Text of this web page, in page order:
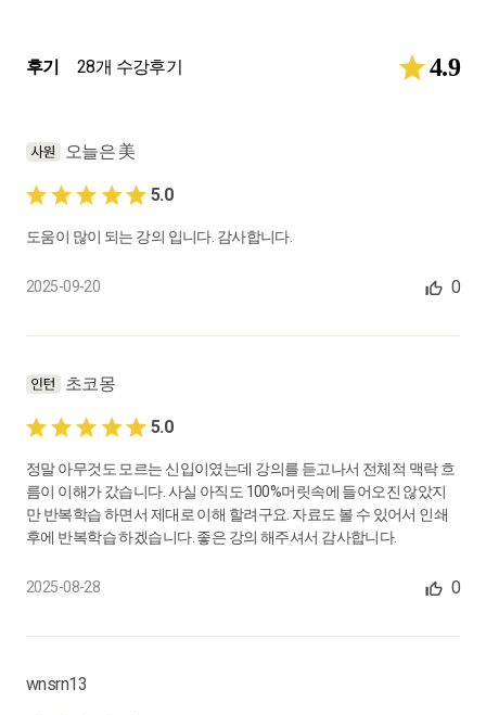
후기 28개 수강후기 4.9
오늘은 美
5.0
도움이 많이 되는 강의 입니다. 감사합니다.
2025-09-20 0
초코몽
5.0
정말 아무것도 모르는 신입이였는데 강의를 듣고나서 전체적 맥락 흐
름이 이해가 갔습니다. 사실 아직도 100%머릿속에 들어오진 않았지
만 반복학습 하면서 제대로 이해 할려구요. 자료도 볼 수 있어서 인쇄
후에 반복학습 하겠습니다. 좋은 강의 해주셔서 감사합니다.
2025-08-28 0
wnsrn13